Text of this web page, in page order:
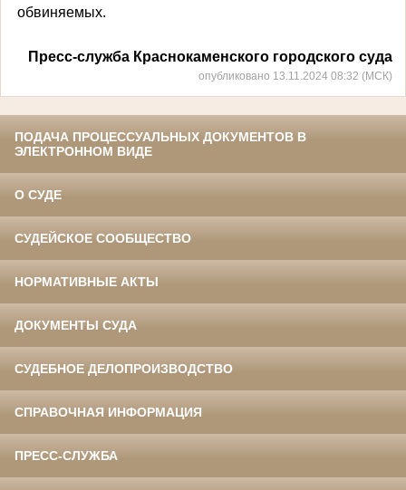
обвиняемых.
Пресс-служба Краснокаменского городского суда
опубликовано 13.11.2024 08:32 (МСК)
ПОДАЧА ПРОЦЕССУАЛЬНЫХ ДОКУМЕНТОВ В
ЭЛЕКТРОННОМ ВИДЕ
О СУДЕ
СУДЕЙСКОЕ СООБЩЕСТВО
НОРМАТИВНЫЕ АКТЫ
ДОКУМЕНТЫ СУДА
СУДЕБНОЕ ДЕЛОПРОИЗВОДСТВО
СПРАВОЧНАЯ ИНФОРМАЦИЯ
ПРЕСС-СЛУЖБА